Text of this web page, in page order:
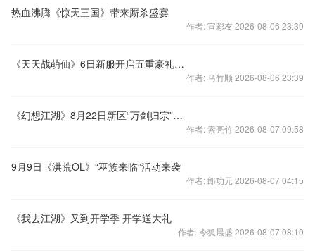
热血沸腾《惊天三国》带来厮杀盛宴
作者: 宣彩友 2026-08-06 23:39
《天天战萌仙》6日新服开启五重豪礼来玩即送
作者: 马竹顺 2026-08-06 23:39
《幻想江湖》8月22日新区“万剑归宗”火爆开测
作者: 索亮竹 2026-08-07 09:58
9月9日《洪荒OL》“巫族来临”活动来袭
作者: 郎功元 2026-08-07 04:15
《我去江湖》又到开学季 开学送大礼
作者: 令狐晨盛 2026-08-07 08:10